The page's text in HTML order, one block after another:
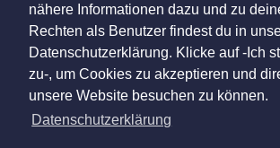
nähere Informationen dazu und zu
Rechten als Benutzer findest du in
Datenschutzerklärung. Klicke auf -Ich
zu-, um Cookies zu akzeptieren und
unsere Website besuchen zu können.
Datenschutzerklärung
Reife Frau sucht Liebhaber oder mehr (5)